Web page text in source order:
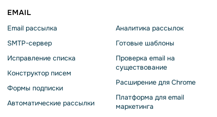
EMAIL
Email рассылка
SMTP-сервер
Исправление списка
Конструктор писем
Формы подписки
Автоматические рассылки
Аналитика рассылок
Готовые шаблоны
Проверка email на
существование
Расширение для Chrome
Платформа для email
маркетинга